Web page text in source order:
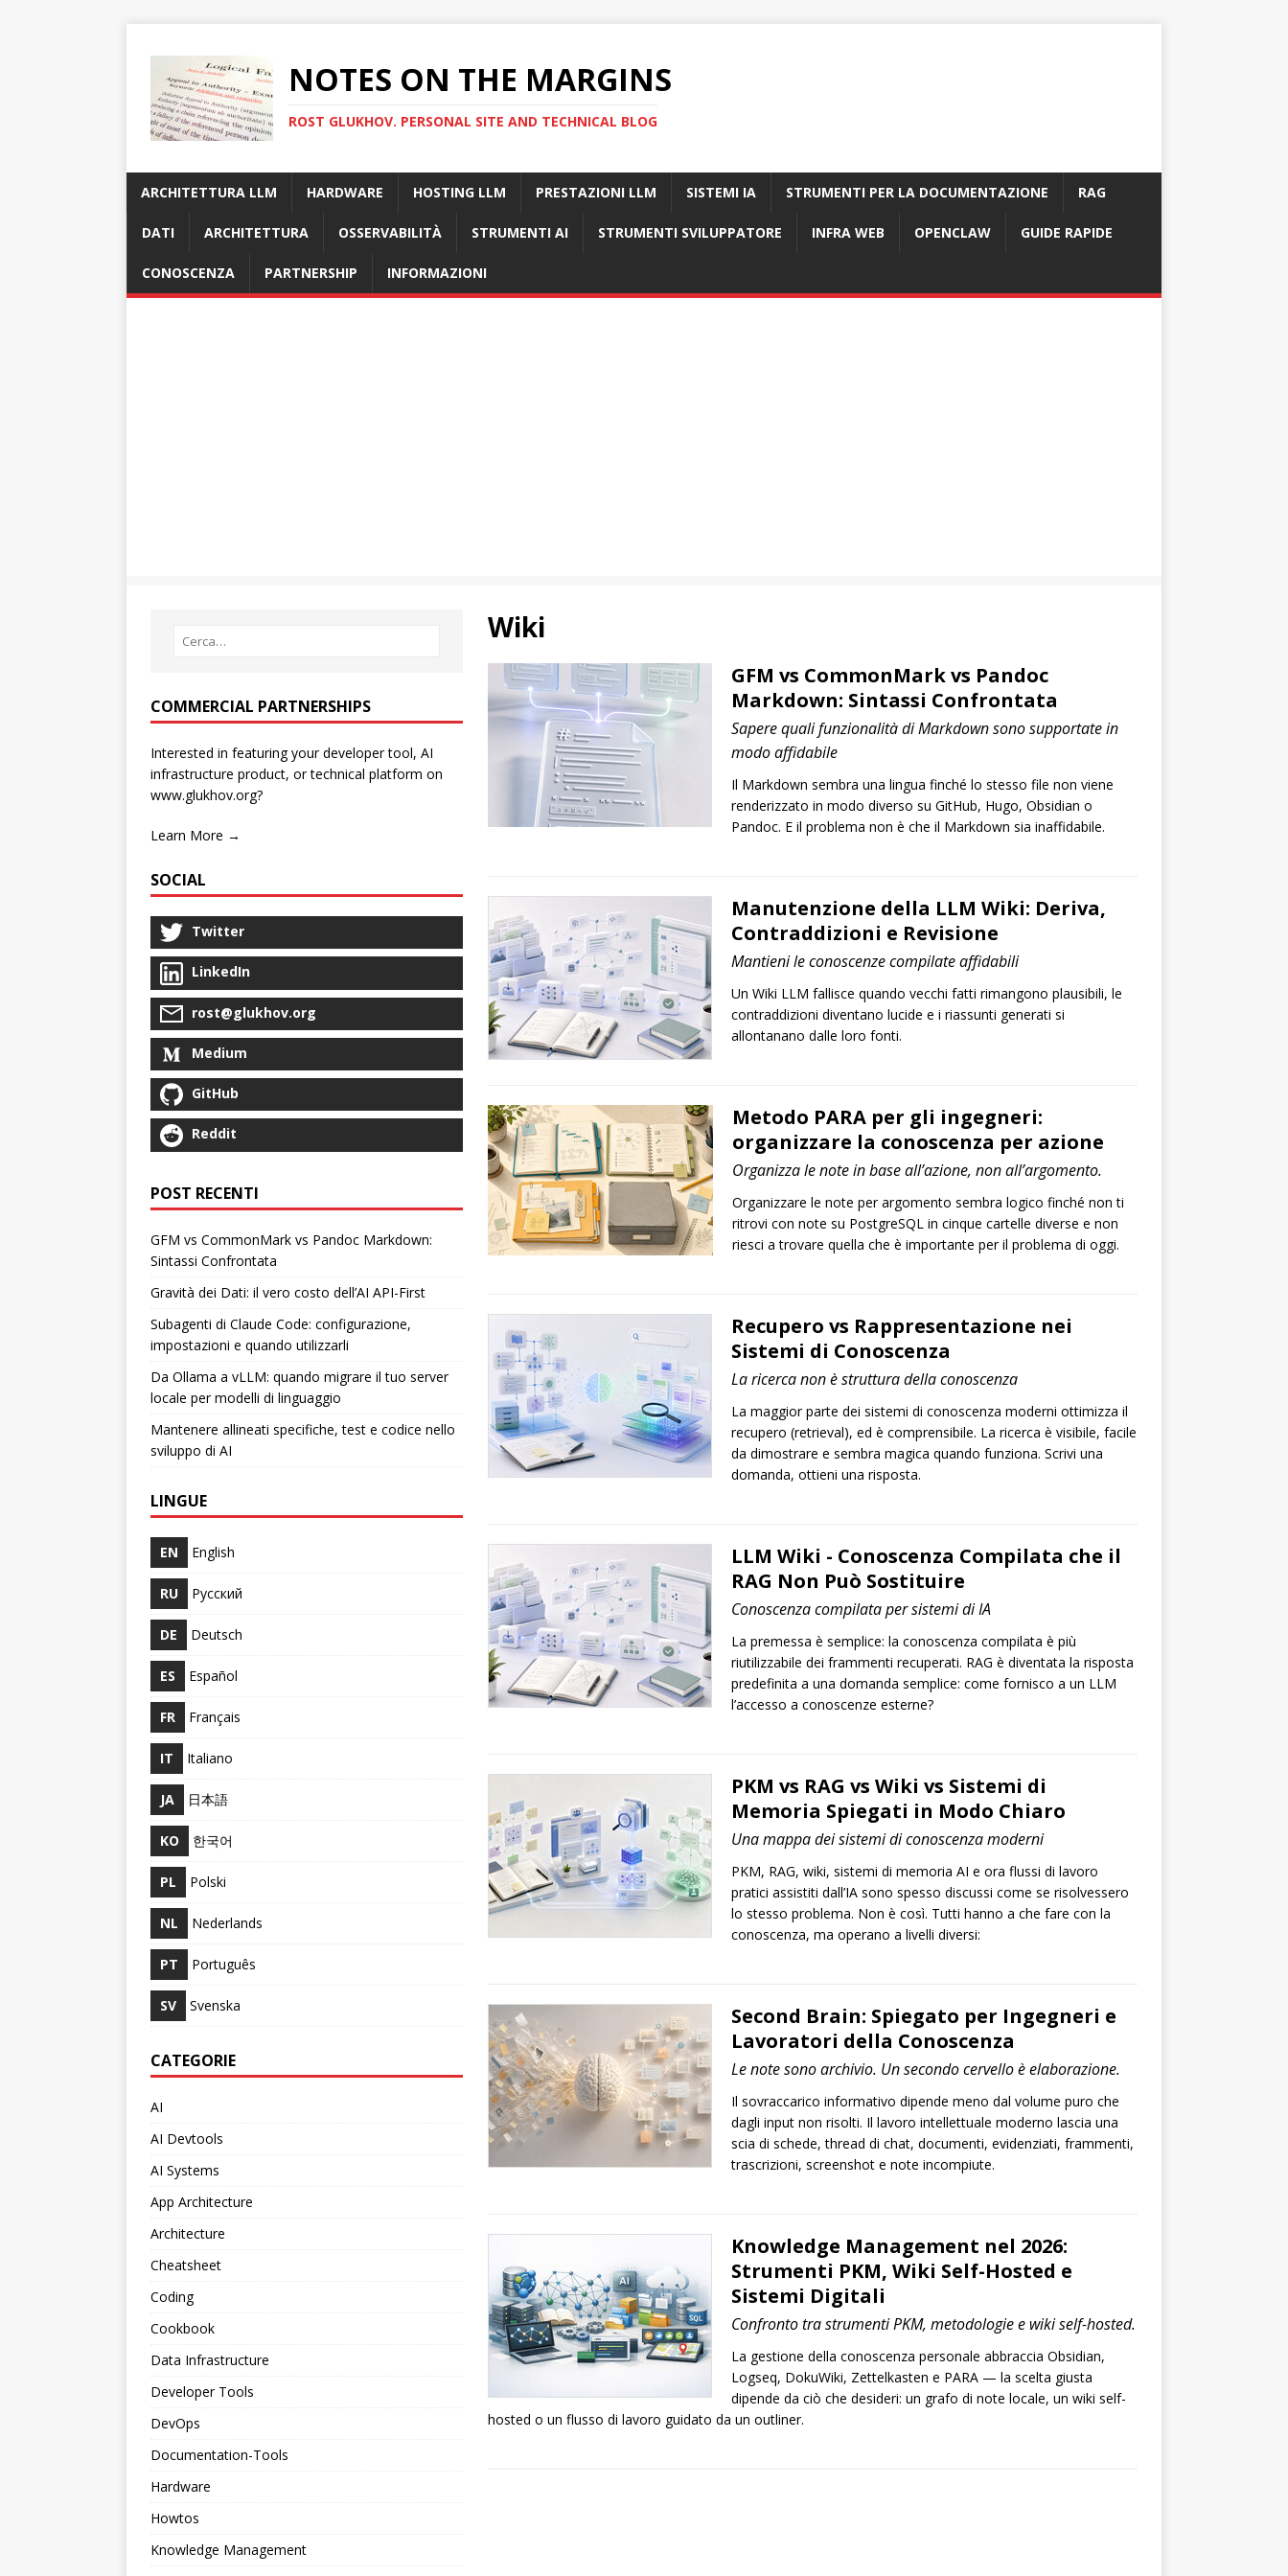
NOTES ON THE MARGINS
ROST GLUKHOV. PERSONAL SITE AND TECHNICAL BLOG
ARCHITETTURA LLM HARDWARE HOSTING LLM PRESTAZIONI LLM SISTEMI IA STRUMENTI PER LA DOCUMENTAZIONE RAG
DATI ARCHITETTURA OSSERVABILITÀ STRUMENTI AI STRUMENTI SVILUPPATORE INFRA WEB OPENCLAW GUIDE RAPIDE
CONOSCENZA PARTNERSHIP INFORMAZIONI
Wiki
GFM vs CommonMark vs Pandoc
Markdown: Sintassi Confrontata
Sapere quali funzionalità di Markdown sono supportate in
modo affidabile
Il Markdown sembra una lingua finché lo stesso file non viene
renderizzato in modo diverso su GitHub, Hugo, Obsidian o
Pandoc. E il problema non è che il Markdown sia inaffidabile.
Manutenzione della LLM Wiki: Deriva,
Contraddizioni e Revisione
Mantieni le conoscenze compilate affidabili
Un Wiki LLM fallisce quando vecchi fatti rimangono plausibili, le
contraddizioni diventano lucide e i riassunti generati si
allontanano dalle loro fonti.
Metodo PARA per gli ingegneri:
organizzare la conoscenza per azione
Organizza le note in base all’azione, non all’argomento.
Organizzare le note per argomento sembra logico finché non ti
ritrovi con note su PostgreSQL in cinque cartelle diverse e non
riesci a trovare quella che è importante per il problema di oggi.
Recupero vs Rappresentazione nei
Sistemi di Conoscenza
La ricerca non è struttura della conoscenza
La maggior parte dei sistemi di conoscenza moderni ottimizza il
recupero (retrieval), ed è comprensibile. La ricerca è visibile, facile
da dimostrare e sembra magica quando funziona. Scrivi una
domanda, ottieni una risposta.
LLM Wiki - Conoscenza Compilata che il
RAG Non Può Sostituire
Conoscenza compilata per sistemi di IA
La premessa è semplice: la conoscenza compilata è più
riutilizzabile dei frammenti recuperati. RAG è diventata la risposta
predefinita a una domanda semplice: come fornisco a un LLM
l’accesso a conoscenze esterne?
PKM vs RAG vs Wiki vs Sistemi di
Memoria Spiegati in Modo Chiaro
Una mappa dei sistemi di conoscenza moderni
PKM, RAG, wiki, sistemi di memoria AI e ora flussi di lavoro
pratici assistiti dall’IA sono spesso discussi come se risolvessero
lo stesso problema. Non è così. Tutti hanno a che fare con la
conoscenza, ma operano a livelli diversi:
Second Brain: Spiegato per Ingegneri e
Lavoratori della Conoscenza
Le note sono archivio. Un secondo cervello è elaborazione.
Il sovraccarico informativo dipende meno dal volume puro che
dagli input non risolti. Il lavoro intellettuale moderno lascia una
scia di schede, thread di chat, documenti, evidenziati, frammenti,
trascrizioni, screenshot e note incompiute.
Knowledge Management nel 2026:
Strumenti PKM, Wiki Self-Hosted e
Sistemi Digitali
Confronto tra strumenti PKM, metodologie e wiki self-hosted.
La gestione della conoscenza personale abbraccia Obsidian,
Logseq, DokuWiki, Zettelkasten e PARA — la scelta giusta
dipende da ciò che desideri: un grafo di note locale, un wiki self-
hosted o un flusso di lavoro guidato da un outliner.
COMMERCIAL PARTNERSHIPS
Interested in featuring your developer tool, AI
infrastructure product, or technical platform on
www.glukhov.org?
Learn More →
SOCIAL
Twitter
LinkedIn
rost@glukhov.org
Medium
GitHub
Reddit
POST RECENTI
GFM vs CommonMark vs Pandoc Markdown:
Sintassi Confrontata
Gravità dei Dati: il vero costo dell’AI API-First
Subagenti di Claude Code: configurazione,
impostazioni e quando utilizzarli
Da Ollama a vLLM: quando migrare il tuo server
locale per modelli di linguaggio
Mantenere allineati specifiche, test e codice nello
sviluppo di AI
LINGUE
EN English
RU Русский
DE Deutsch
ES Español
FR Français
IT Italiano
JA 日本語
KO 한국어
PL Polski
NL Nederlands
PT Português
SV Svenska
CATEGORIE
AI
AI Devtools
AI Systems
App Architecture
Architecture
Cheatsheet
Coding
Cookbook
Data Infrastructure
Developer Tools
DevOps
Documentation-Tools
Hardware
Howtos
Knowledge Management